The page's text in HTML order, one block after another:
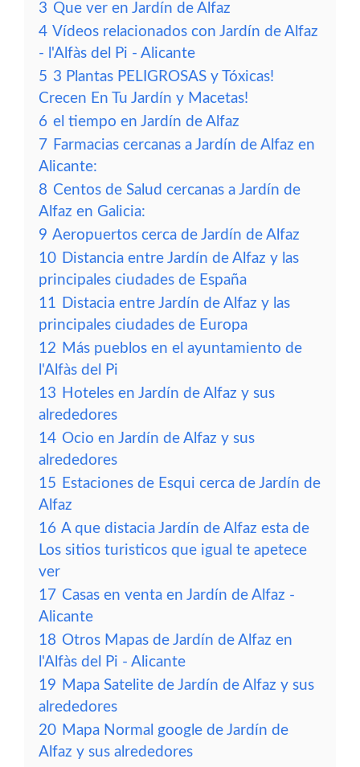
3 Que ver en Jardín de Alfaz
4 Vídeos relacionados con Jardín de Alfaz
- l'Alfàs del Pi - Alicante
5 3 Plantas PELIGROSAS y Tóxicas!
Crecen En Tu Jardín y Macetas!
6 el tiempo en Jardín de Alfaz
7 Farmacias cercanas a Jardín de Alfaz en
Alicante:
8 Centos de Salud cercanas a Jardín de
Alfaz en Galicia:
9 Aeropuertos cerca de Jardín de Alfaz
10 Distancia entre Jardín de Alfaz y las
principales ciudades de España
11 Distacia entre Jardín de Alfaz y las
principales ciudades de Europa
12 Más pueblos en el ayuntamiento de
l'Alfàs del Pi
13 Hoteles en Jardín de Alfaz y sus
alrededores
14 Ocio en Jardín de Alfaz y sus
alrededores
15 Estaciones de Esqui cerca de Jardín de
Alfaz
16 A que distacia Jardín de Alfaz esta de
Los sitios turisticos que igual te apetece
ver
17 Casas en venta en Jardín de Alfaz -
Alicante
18 Otros Mapas de Jardín de Alfaz en
l'Alfàs del Pi - Alicante
19 Mapa Satelite de Jardín de Alfaz y sus
alrededores
20 Mapa Normal google de Jardín de
Alfaz y sus alrededores